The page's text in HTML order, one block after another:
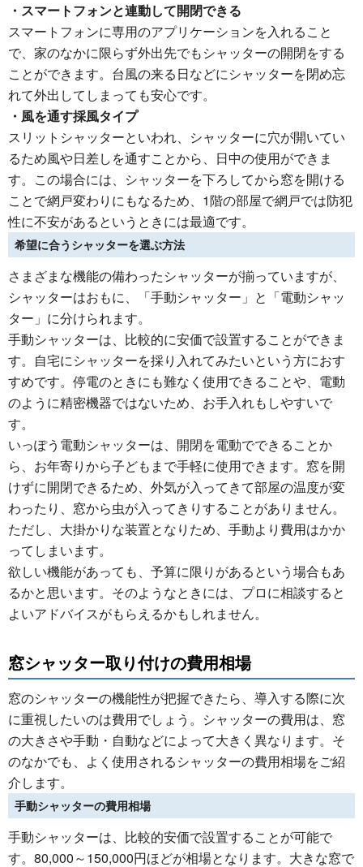
・スマートフォンと連動して開閉できる
スマートフォンに専用のアプリケーションを入れること
で、家のなかに限らず外出先でもシャッターの開閉をする
ことができます。台風の来る日などにシャッターを閉め忘
れて外出してしまっても安心です。
・風を通す採風タイプ
スリットシャッターといわれ、シャッターに穴が開いてい
るため風や日差しを通すことから、日中の使用ができま
す。この場合には、シャッターを下ろしてから窓を開ける
ことで網戸変わりにもなるため、1階の部屋で網戸では防犯
性に不安があるというときには最適です。
希望に合うシャッターを選ぶ方法
さまざまな機能の備わったシャッターが揃っていますが、
シャッターはおもに、「手動シャッター」と「電動シャッ
ター」に分けられます。
手動シャッターは、比較的に安価で設置することができま
す。自宅にシャッターを採り入れてみたいという方におす
すめです。停電のときにも難なく使用できることや、電動
のように精密機器ではないため、お手入れもしやすいで
す。
いっぽう電動シャッターは、開閉を電動でできることか
ら、お年寄りから子どもまで手軽に使用できます。窓を開
けずに開閉できるため、外気が入ってきて部屋の温度が変
わったり、窓から虫が入ってきりすることがありません。
ただし、大掛かりな装置となりため、手動より費用はかか
ってしまいます。
欲しい機能があっても、予算に限りがあるという場合もあ
るかと思います。そのようなときには、プロに相談すると
よいアドバイスがもらえるかもしれません。
窓シャッター取り付けの費用相場
窓のシャッターの機能性が把握できたら、導入する際に次
に重視したいのは費用でしょう。シャッターの費用は、窓
の大きさや手動・自動などによって大きく異なります。そ
のなかでも、よく使用されるシャッターの費用相場をご紹
介します。
手動シャッターの費用相場
手動シャッターは、比較的安価で設置することが可能で
す。80,000～150,000円ほどが相場となります。大きな窓で